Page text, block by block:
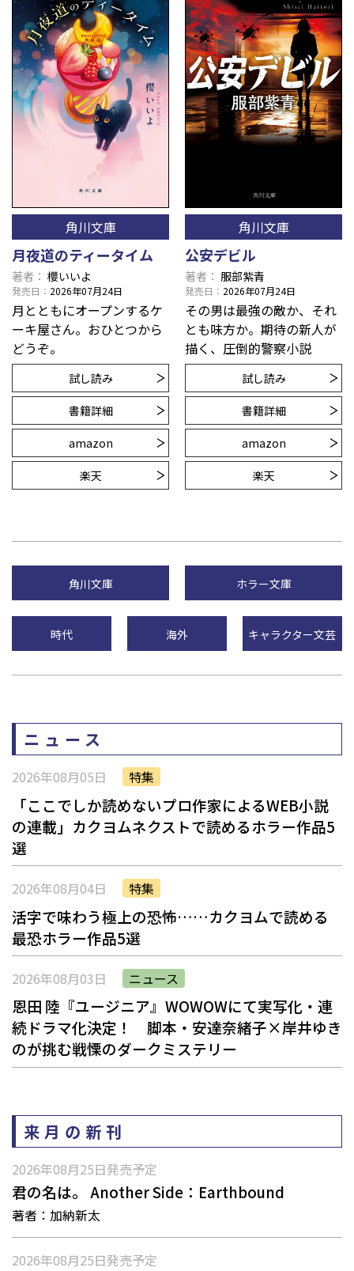
角川文庫
月夜道のティータイム
著者 櫻いいよ
発売日 2026年07月24日
月とともにオープンするケ
ーキ屋さん。おひとつから
どうぞ。
試し読み
書籍詳細
amazon
楽天
角川文庫
公安デビル
著者 服部紫青
発売日 2026年07月24日
その男は最強の敵か、それ
とも味方か。期待の新人が
描く、圧倒的警察小説
試し読み
書籍詳細
amazon
楽天
角川文庫 ホラー文庫
時代 海外 キャラクター文芸
ニュース
2026年08月05日 特集
「ここでしか読めないプロ作家によるWEB小説
の連載」――カクヨムネクストで読めるホラー作品5
選
2026年08月04日 特集
活字で味わう極上の恐怖……カクヨムで読める
最恐ホラー作品5選
2026年08月03日 ニュース
恩田 陸『ユージニア』WOWOWにて実写化・連
続ドラマ化決定！ 脚本・安達奈緒子×岸井ゆき
のが挑む戦慄のダークミステリー
来月の新刊
2026年08月25日発売予定
君の名は。 Another Side：Earthbound
著者： 加納新太
2026年08月25日発売予定